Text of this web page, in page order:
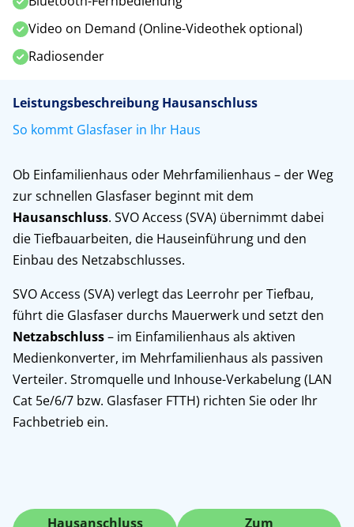
Video on Demand (Online-Videothek optional)
Radiosender
Leistungsbeschreibung Hausanschluss
So kommt Glasfaser in Ihr Haus
Ob Einfamilienhaus oder Mehrfamilienhaus – der Weg
zur schnellen Glasfaser beginnt mit dem
Hausanschluss. SVO Access (SVA) übernimmt dabei
die Tiefbauarbeiten, die Hauseinführung und den
Einbau des Netzabschlusses.
SVO Access (SVA) verlegt das Leerrohr per Tiefbau,
führt die Glasfaser durchs Mauerwerk und setzt den
Netzabschluss– im Einfamilienhaus als aktiven
Medienkonverter, im Mehrfamilienhaus als passiven
Verteiler. Stromquelle und Inhouse-Verkabelung (LAN
Cat 5e/6/7 bzw. Glasfaser FTTH) richten Sie oder Ihr
Fachbetrieb ein.
Hausanschluss Zum